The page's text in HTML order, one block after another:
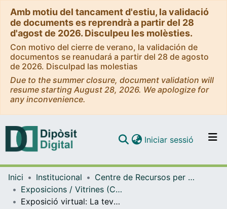
Amb motiu del tancament d'estiu, la validació
de documents es reprendrà a partir del 28
d'agost de 2026. Disculpeu les molèsties.
Con motivo del cierre de verano, la validación de
documentos se reanudará a partir del 28 de agosto
de 2026. Disculpad las molestias
Due to the summer closure, document validation will
resume starting August 28, 2026. We apologize for
any inconvenience.
Navega per tot el DD
Iniciar sessió (current)
Inici Institucional
Centre de Recursos per a l'Aprenentatge i la Investigació (CRAI-UB) - Institucional
Exposicions / Vitrines (CRAI-UB)
Exposició virtual: La teva biblioteca està a les xarxes socials. (2010)